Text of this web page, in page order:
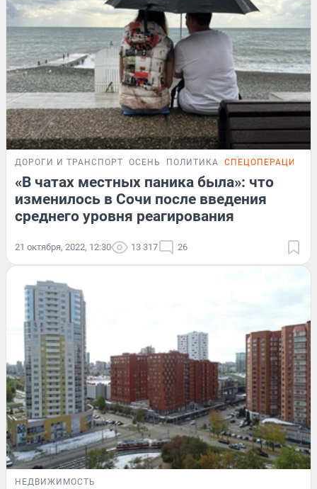
ДОРОГИ И ТРАНСПОРТ ОСЕНЬ ПОЛИТИКА СПЕЦОПЕРАЦИЯ
«В чатах местных паника была»: что
изменилось в Сочи после введения
среднего уровня реагирования
21 октября, 2022, 12:30 13 317 26
НЕДВИЖИМОСТЬ